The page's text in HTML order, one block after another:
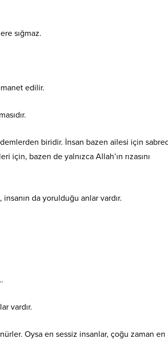
sığmaz.
edilir.
biridir. İnsan bazen ailesi için
için, bazen de yalnızca Allah’ın rızasını
da yorulduğu anlar vardır.
vardır.
Oysa en sessiz insanlar, çoğu zaman en